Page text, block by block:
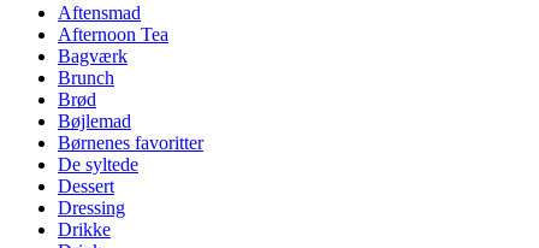
Aftensmad
Afternoon Tea
Bagværk
Brunch
Brød
Bøjlemad
Børnenes favoritter
De syltede
Dessert
Dressing
Drikke